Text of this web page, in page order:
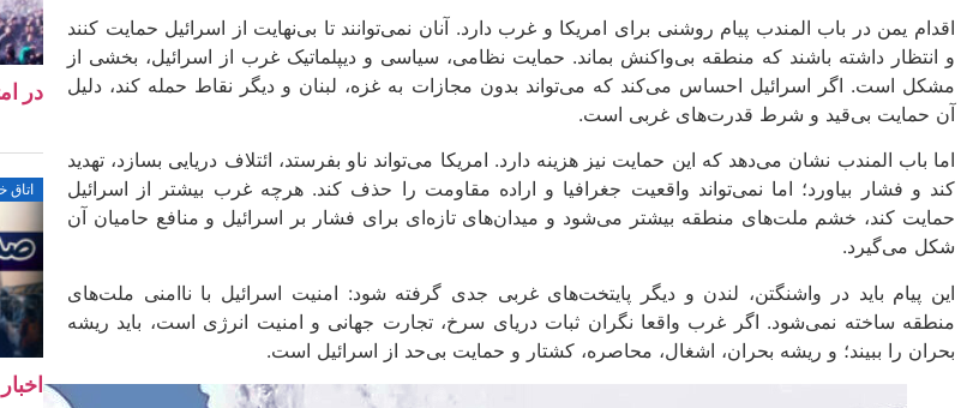
اقدام یمن در باب‌ المندب پیام روشنی برای امریکا و غرب دارد. آنان نمی‌توانند تا بی‌نهایت از اسرائیل حمایت کنند
و انتظار داشته باشند که منطقه بی‌واکنش بماند. حمایت نظامی، سیاسی و دیپلماتیک غرب از اسرائیل، بخشی از
مشکل است. اگر اسرائیل احساس می‌کند که می‌تواند بدون مجازات به غزه، لبنان و دیگر نقاط حمله کند، دلیل
آن حمایت بی‌قید و شرط قدرت‌های غربی است.
اما باب‌ المندب نشان می‌دهد که این حمایت نیز هزینه دارد. امریکا می‌تواند ناو بفرستد، ائتلاف دریایی بسازد، تهدید
کند و فشار بیاورد؛ اما نمی‌تواند واقعیت جغرافیا و اراده مقاومت را حذف کند. هرچه غرب بیشتر از اسرائیل
حمایت کند، خشم ملت‌های منطقه بیشتر می‌شود و میدان‌های تازه‌ای برای فشار بر اسرائیل و منافع حامیان آن
شکل می‌گیرد.
این پیام باید در واشنگتن، لندن و دیگر پایتخت‌های غربی جدی گرفته شود: امنیت اسرائیل با ناامنی ملت‌های
منطقه ساخته نمی‌شود. اگر غرب واقعا نگران ثبات دریای سرخ، تجارت جهانی و امنیت انرژی است، باید ریشه
بحران را ببیند؛ و ریشه بحران، اشغال، محاصره، کشتار و حمایت بی‌حد از اسرائیل است.
در
اتاق
اخبار